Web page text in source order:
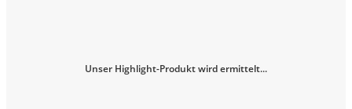
Unser Highlight-Produkt wird ermittelt...